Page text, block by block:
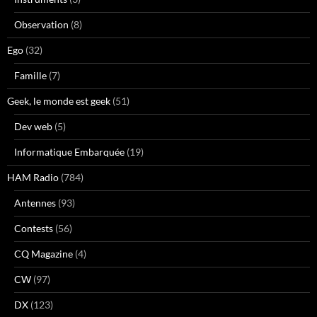
Observation (8)
Ego (32)
Famille (7)
Geek, le monde est geek (51)
Dev web (5)
Informatique Embarquée (19)
HAM Radio (784)
Antennes (93)
Contests (56)
CQ Magazine (4)
CW (97)
DX (123)